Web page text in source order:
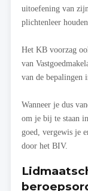
uitoefening van
plichtenleer houden.
Het KB voorzag
van
van de bepalingen
Wanneer je dus
om je bij te staan
goed, vergewis je
door het BIV.